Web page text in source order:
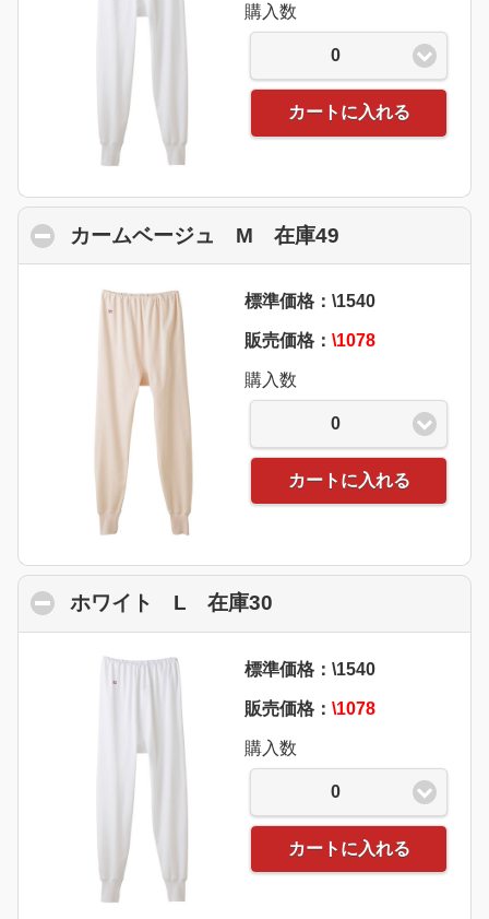
購入数
0
カートに入れる
カームベージュ M 在庫49
標準価格：\1540
販売価格： \1078
購入数
0
カートに入れる
ホワイト L 在庫30
標準価格：\1540
販売価格： \1078
購入数
0
カートに入れる